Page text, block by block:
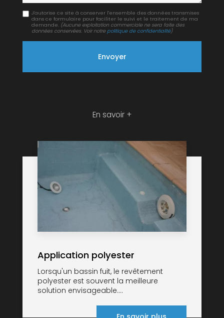
J'autorise ce site à conserver l'ensemble des données transmises
dans ce formulaire pour faciliter le suivi et le traitement de ma
demande. (Aucune exploitation commerciale ne sera faite des
données conservées. Voir notre politique de confidentialité)
En savoir +
Application polyester
Lorsqu'un bassin fuit, le revêtement
polyester est souvent la meilleure
solution envisageable....